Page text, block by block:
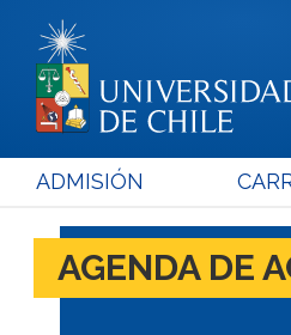
ADMISIÓN
AGENDA DE